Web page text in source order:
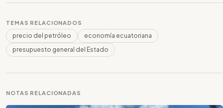
TEMAS RELACIONADOS
precio del petróleo
economía ecuatoriana
presupuesto general del Estado
NOTAS RELACIONADAS